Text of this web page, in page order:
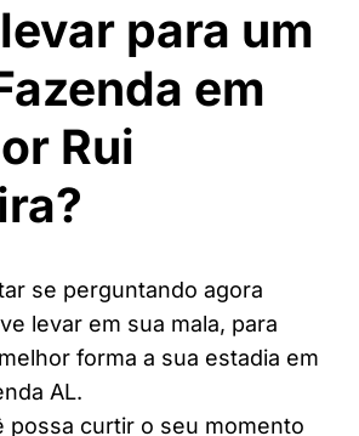
para um
em
Rui
se perguntando agora
levar em sua mala, para
forma a sua estadia em
AL.
possa curtir o seu momento